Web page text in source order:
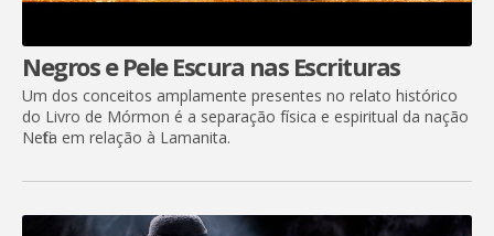
Negros e Pele Escura nas Escrituras
Um dos conceitos amplamente presentes no relato histórico
do Livro de Mórmon é a separação física e espiritual da nação
Nefita em relação à Lamanita.